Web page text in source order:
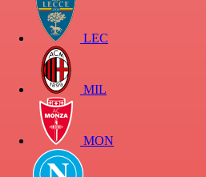
LEC
MIL
MON